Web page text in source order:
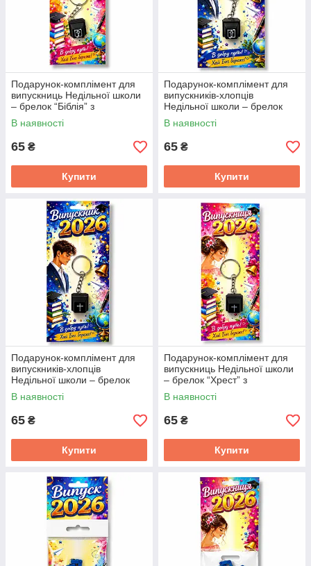
Подарунок-комплімент для
випускниць Недільної школи
– брелок “Біблія” з
клацаючим механізмом
В наявності
65 ₴
Купити
Подарунок-комплімент для
випускників-хлопців
Недільної школи – брелок
“Біблія” з клацаючим
механізмом
В наявності
65 ₴
Купити
Подарунок-комплімент для
випускників-хлопців
Недільної школи – брелок
“Хрест” з клацаючим
механізмом
В наявності
65 ₴
Купити
Подарунок-комплімент для
випускниць Недільної школи
– брелок “Хрест” з
клацаючим механізмом
В наявності
65 ₴
Купити